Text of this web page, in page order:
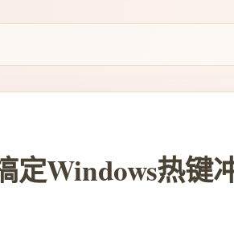
定Windows热键